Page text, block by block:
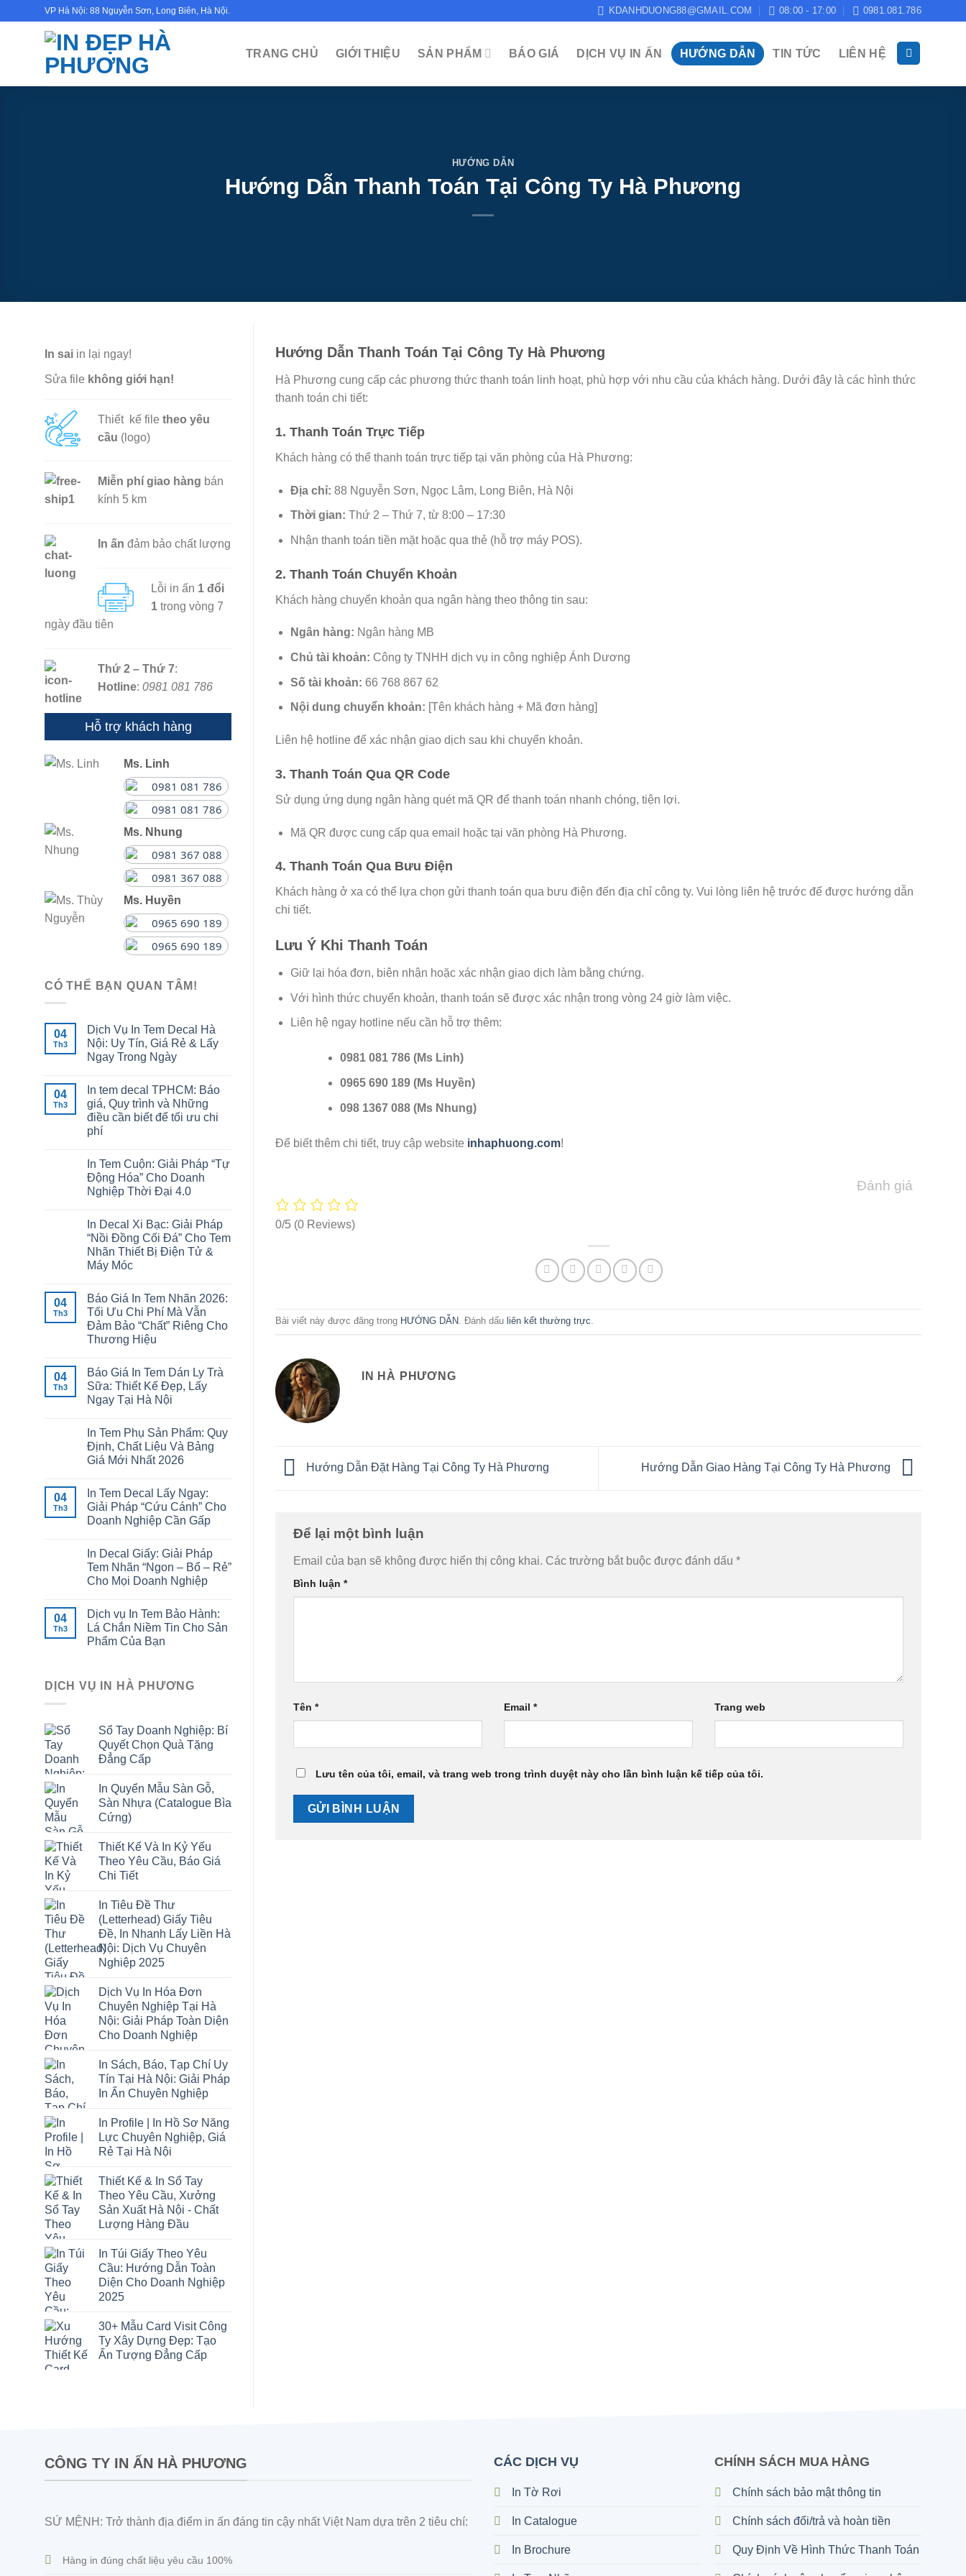
VP Hà Nội: 88 Nguyễn Sơn, Long Biên, Hà Nội. KDANHDUONG88@GMAIL.COM 08:00 - 17:00 0981.081.786
TRANG CHỦ GIỚI THIỆU SẢN PHẨM BÁO GIÁ DỊCH VỤ IN ẤN HƯỚNG DẪN TIN TỨC LIÊN HỆ
HƯỚNG DẪN
Hướng Dẫn Thanh Toán Tại Công Ty Hà Phương
In sai in lại ngay!
Sửa file không giới hạn!
Thiết kế file theo yêu
cầu (logo)
Miễn phí giao hàng bán
kính 5 km
In ấn đảm bảo chất lượng
Lỗi in ấn 1 đổi
1 trong vòng 7
ngày đầu tiên
Thứ 2 – Thứ 7:
Hotline: 0981 081 786
Hỗ trợ khách hàng
Ms. Linh
0981 081 786
0981 081 786
Ms. Nhung
0981 367 088
0981 367 088
Ms. Huyền
0965 690 189
0965 690 189
CÓ THỂ BẠN QUAN TÂM!
04
Th3
Dịch Vụ In Tem Decal Hà
Nội: Uy Tín, Giá Rẻ & Lấy
Ngay Trong Ngày
04
Th3
In tem decal TPHCM: Báo
giá, Quy trình và Những
điều cần biết để tối ưu chi
phí
In Tem Cuộn: Giải Pháp “Tự
Động Hóa” Cho Doanh
Nghiệp Thời Đại 4.0
In Decal Xi Bạc: Giải Pháp
“Nồi Đồng Cối Đá” Cho Tem
Nhãn Thiết Bị Điện Tử &
Máy Móc
04
Th3
Báo Giá In Tem Nhãn 2026:
Tối Ưu Chi Phí Mà Vẫn
Đảm Bảo “Chất” Riêng Cho
Thương Hiệu
04
Th3
Báo Giá In Tem Dán Ly Trà
Sữa: Thiết Kế Đẹp, Lấy
Ngay Tại Hà Nội
In Tem Phụ Sản Phẩm: Quy
Định, Chất Liệu Và Bảng
Giá Mới Nhất 2026
04
Th3
In Tem Decal Lấy Ngay:
Giải Pháp “Cứu Cánh” Cho
Doanh Nghiệp Cần Gấp
In Decal Giấy: Giải Pháp
Tem Nhãn “Ngon – Bổ – Rẻ”
Cho Mọi Doanh Nghiệp
04
Th3
Dịch vụ In Tem Bảo Hành:
Lá Chắn Niềm Tin Cho Sản
Phẩm Của Bạn
DỊCH VỤ IN HÀ PHƯƠNG
Sổ Tay Doanh Nghiệp: Bí
Quyết Chọn Quà Tặng
Đẳng Cấp
In Quyển Mẫu Sàn Gỗ,
Sàn Nhựa (Catalogue Bìa
Cứng)
Thiết Kế Và In Kỷ Yếu
Theo Yêu Cầu, Báo Giá
Chi Tiết
In Tiêu Đề Thư
(Letterhead) Giấy Tiêu
Đề, In Nhanh Lấy Liền Hà
Nội: Dịch Vụ Chuyên
Nghiệp 2025
Dịch Vụ In Hóa Đơn
Chuyên Nghiệp Tại Hà
Nội: Giải Pháp Toàn Diện
Cho Doanh Nghiệp
In Sách, Báo, Tạp Chí Uy
Tín Tại Hà Nội: Giải Pháp
In Ấn Chuyên Nghiệp
In Profile | In Hồ Sơ Năng
Lực Chuyên Nghiệp, Giá
Rẻ Tại Hà Nội
Thiết Kế & In Sổ Tay
Theo Yêu Cầu, Xưởng
Sản Xuất Hà Nội - Chất
Lượng Hàng Đầu
In Túi Giấy Theo Yêu
Cầu: Hướng Dẫn Toàn
Diện Cho Doanh Nghiệp
2025
30+ Mẫu Card Visit Công
Ty Xây Dựng Đẹp: Tạo
Ấn Tượng Đẳng Cấp
Hướng Dẫn Thanh Toán Tại Công Ty Hà Phương
Hà Phương cung cấp các phương thức thanh toán linh hoạt, phù hợp với nhu cầu của khách hàng. Dưới đây là các hình thức
thanh toán chi tiết:
1. Thanh Toán Trực Tiếp
Khách hàng có thể thanh toán trực tiếp tại văn phòng của Hà Phương:
Địa chỉ: 88 Nguyễn Sơn, Ngọc Lâm, Long Biên, Hà Nội
Thời gian: Thứ 2 – Thứ 7, từ 8:00 – 17:30
Nhận thanh toán tiền mặt hoặc qua thẻ (hỗ trợ máy POS).
2. Thanh Toán Chuyển Khoản
Khách hàng chuyển khoản qua ngân hàng theo thông tin sau:
Ngân hàng: Ngân hàng MB
Chủ tài khoản: Công ty TNHH dịch vụ in công nghiệp Ánh Dương
Số tài khoản: 66 768 867 62
Nội dung chuyển khoản: [Tên khách hàng + Mã đơn hàng]
Liên hệ hotline để xác nhận giao dịch sau khi chuyển khoản.
3. Thanh Toán Qua QR Code
Sử dụng ứng dụng ngân hàng quét mã QR để thanh toán nhanh chóng, tiện lợi.
Mã QR được cung cấp qua email hoặc tại văn phòng Hà Phương.
4. Thanh Toán Qua Bưu Điện
Khách hàng ở xa có thể lựa chọn gửi thanh toán qua bưu điện đến địa chỉ công ty. Vui lòng liên hệ trước để được hướng dẫn
chi tiết.
Lưu Ý Khi Thanh Toán
Giữ lại hóa đơn, biên nhận hoặc xác nhận giao dịch làm bằng chứng.
Với hình thức chuyển khoản, thanh toán sẽ được xác nhận trong vòng 24 giờ làm việc.
Liên hệ ngay hotline nếu cần hỗ trợ thêm:
0981 081 786 (Ms Linh)
0965 690 189 (Ms Huyền)
098 1367 088 (Ms Nhung)
Để biết thêm chi tiết, truy cập website inhaphuong.com!
Đánh giá
0/5 (0 Reviews)
Bài viết này được đăng trong HƯỚNG DẪN. Đánh dấu liên kết thường trực.
IN HÀ PHƯƠNG
Hướng Dẫn Đặt Hàng Tại Công Ty Hà Phương Hướng Dẫn Giao Hàng Tại Công Ty Hà Phương
Để lại một bình luận
Email của bạn sẽ không được hiển thị công khai. Các trường bắt buộc được đánh dấu *
Bình luận *
Tên * Email * Trang web
Lưu tên của tôi, email, và trang web trong trình duyệt này cho lần bình luận kế tiếp của tôi.
CÔNG TY IN ẤN HÀ PHƯƠNG
SỨ MỆNH: Trở thành địa điểm in ấn đáng tin cậy nhất Việt Nam dựa trên 2 tiêu chí:
Hàng in đúng chất liệu yêu cầu 100%
CÁC DỊCH VỤ
In Tờ Rơi
In Catalogue
In Brochure
CHÍNH SÁCH MUA HÀNG
Chính sách bảo mật thông tin
Chính sách đổi/trả và hoàn tiền
Quy Định Về Hình Thức Thanh Toán